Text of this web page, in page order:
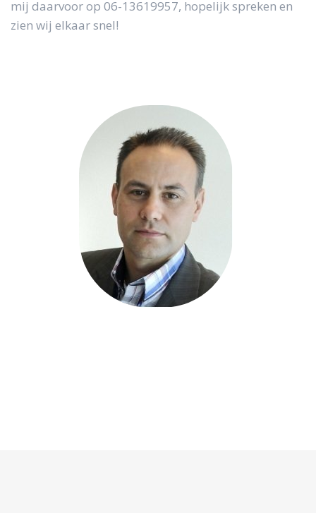
mij daarvoor op 06-13619957, hopelijk spreken en
zien wij elkaar snel!